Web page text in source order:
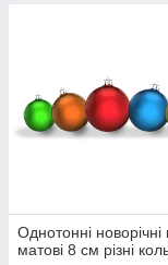
Однотонні новорічні
матові 8 см різні